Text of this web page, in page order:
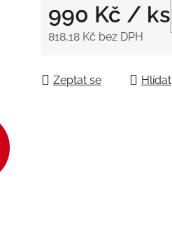
990 Kč / ks
818,18 Kč bez DPH
Zeptat se Hlídat